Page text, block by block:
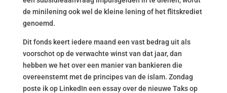
de minilening ook wel de kleine lening of het flitskrediet
genoemd.
Dit fonds keert iedere maand een vast bedrag uit als
voorschot op de verwachte winst van dat jaar, dan
hebben we het over een manier van bankieren die
overeenstemt met de principes van de islam. Zondag
poste ik op LinkedIn een essay over de nieuwe Taks op